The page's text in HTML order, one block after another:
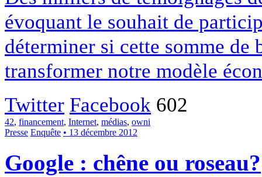
évoquant le souhait de
déterminer si cette somme
transformer notre modèle
Twitter Facebook 602
42, financement, Internet, médias, owni
Presse Enquête • 13 décembre 2012
Google : chêne ou roseau?